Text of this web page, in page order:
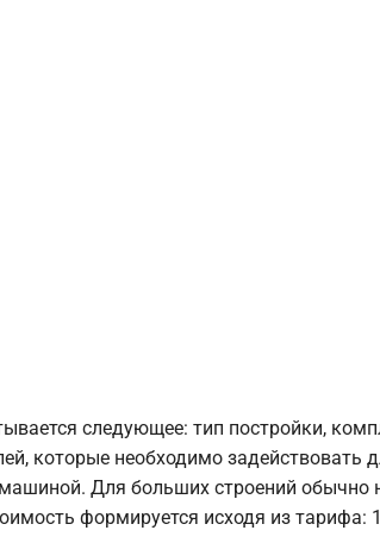
следующее: тип постройки,
которые необходимо задействовать
Для больших строений обычно
формируется исходя из тарифа: